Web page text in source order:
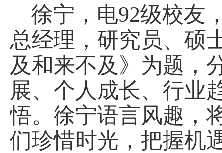
徐宁，电92级校友
总经理，研究员、硕
及和来不及》为题，
展、个人成长、行业
悟。徐宁语言风趣，
们珍惜时光，把握机